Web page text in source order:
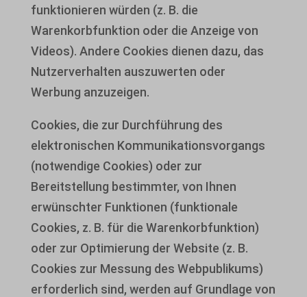
funktionieren würden (z. B. die
Warenkorbfunktion oder die Anzeige von
Videos). Andere Cookies dienen dazu, das
Nutzerverhalten auszuwerten oder
Werbung anzuzeigen.
Cookies, die zur Durchführung des
elektronischen Kommunikationsvorgangs
(notwendige Cookies) oder zur
Bereitstellung bestimmter, von Ihnen
erwünschter Funktionen (funktionale
Cookies, z. B. für die Warenkorbfunktion)
oder zur Optimierung der Website (z. B.
Cookies zur Messung des Webpublikums)
erforderlich sind, werden auf Grundlage von